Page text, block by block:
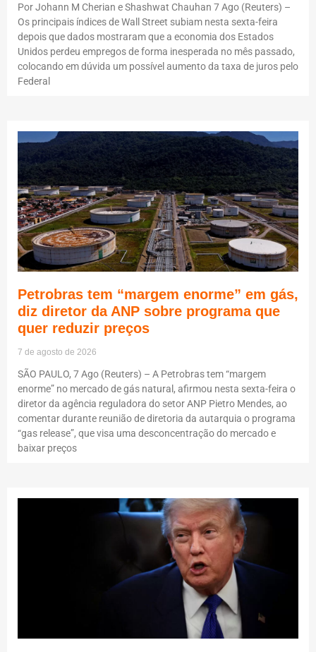
Por Johann M Cherian e Shashwat Chauhan 7 Ago (Reuters) –
Os principais índices de Wall Street subiam nesta sexta-feira
depois que dados mostraram que a economia dos Estados
Unidos perdeu empregos de forma inesperada no mês passado,
colocando em dúvida um possível aumento da taxa de juros pelo
Federal
Petrobras tem “margem enorme” em gás,
diz diretor da ANP sobre programa que
quer reduzir preços
7 de agosto de 2026
SÃO PAULO, 7 Ago (Reuters) – A Petrobras tem “margem
enorme” no mercado de gás natural, afirmou nesta sexta-feira o
diretor da agência reguladora do setor ANP Pietro Mendes, ao
comentar durante reunião de diretoria da autarquia o programa
“gas release”, que visa uma desconcentração do mercado e
baixar preços